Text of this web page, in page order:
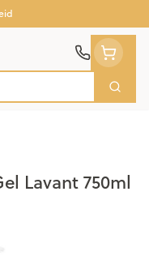
Zoek
Lavant 750ml